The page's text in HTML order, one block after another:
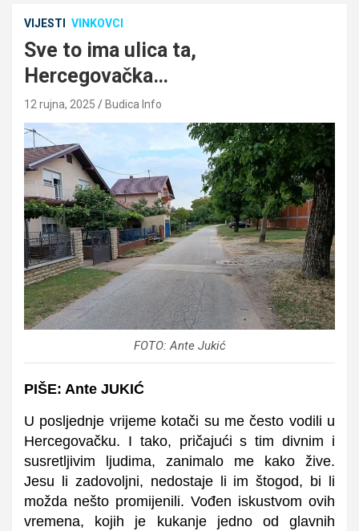
VIJESTI VINKOVCI
Sve to ima ulica ta,
Hercegovačka…
12 rujna, 2025 Budica Info
FOTO: Ante Jukić
PIŠE: Ante JUKIĆ
U posljednje vrijeme kotači su me često vodili u
Hercegovačku. I tako, pričajući s tim divnim i
susretljivim ljudima, zanimalo me kako žive.
Jesu li zadovoljni, nedostaje li im štogod, bi li
možda nešto promijenili. Vođen iskustvom ovih
vremena, kojih je kukanje jedno od glavnih